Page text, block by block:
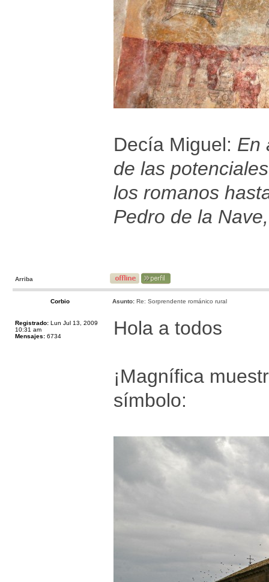
Decía Miguel: En
de las
los romanos
Pedro de la
Arriba
Corbio Asunto: Re: Sorprendente románico rural
Registrado: Lun Jul 13, 2009
10:31 am
Mensajes: 6734 Hola a todos
¡Magnífica
símbolo: